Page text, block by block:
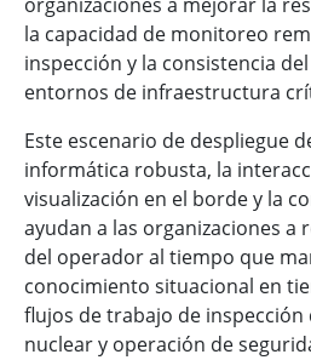
la capacidad de monitoreo
inspección y la consistencia
entornos de infraestructura
Este escenario de despliegue
informática robusta, la
visualización en el borde y la
ayudan a las organizaciones a
del operador al tiempo que
conocimiento situacional en
flujos de trabajo de
nuclear y operación de